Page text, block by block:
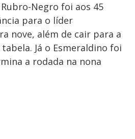
Negro foi aos 45
para o líder
nove, além de cair para a
Já o Esmeraldino foi
a rodada na nona